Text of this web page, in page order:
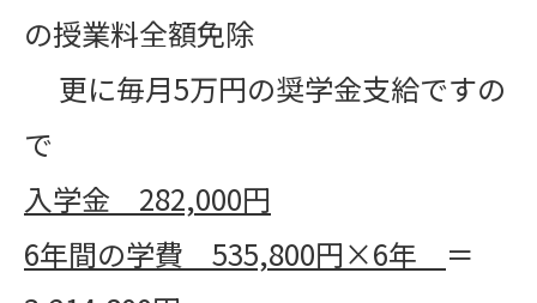
の授業料全額免除
更に毎月5万円の奨学金支給ですの
で
入学金 282,000円
6年間の学費 535,800円×6年 ＝